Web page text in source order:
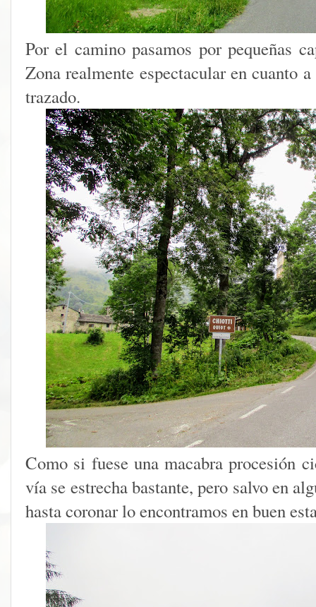
Por el camino pasamos por pequeñas
Zona realmente espectacular en cuanto
trazado.
Como si fuese una macabra procesión
vía se estrecha bastante, pero salvo en
hasta coronar lo encontramos en buen